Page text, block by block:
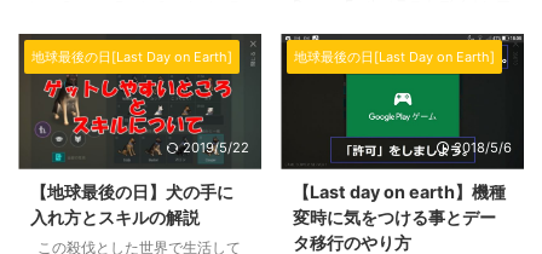
ストデイオンアース）でガンズミ
スが実装されてからそれなりの時
間が経過しました。 管理人もそ
れなりにカスタムをすることがで
きてきたので、実際にどれの銃を
カスタムすればいいのか解説して
ム具合によって異なってくるの
と、データ自体も多くとっていな
いので、あくまで参考程度に進め
ース）で必要な基本動作とよくあ
る質問をまとめました。 始めて
間もない方は是非チェックして下
さいね。 またよくある質問は随
時更新していきますので、質問等
ありましたらコメントの方へお願
いします。 スポンサーリンク 地
球最後の日（Last day on earth）
で必要な基本動作 地球最後の
日：Last day on earth（ラストデ
地球最後の日[Last Day on Earth]
2019/5/22
【地球最後の日】犬の手に
入れ方とスキルの解説
この殺伐とした世界で生活して
地球最後の日[Last Day on Earth]
2018/5/6
【Last day on earth】機種
変時に気をつける事とデー
タ移行のやり方